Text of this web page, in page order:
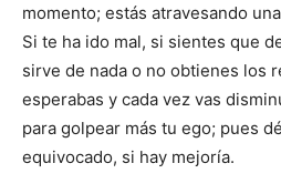
momento; estás atravesando
Si te ha ido mal, si sientes que
sirve de nada o no obtienes los
esperabas y cada vez vas
para golpear más tu ego; pues
equivocado, si hay mejoría.